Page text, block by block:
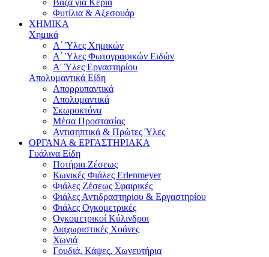
Φυτίλια & Αξεσουάρ
ΧΗΜΙΚΑ
Χημικά
Α΄ Ύλες Χημικών
Α΄ Ύλες Φωτογραφικών Ειδών
Α' Ύλες Εργαστηρίου
Απολυμαντικά Είδη
Απορρυπαντικά
Απολυμαντικά
Σκωροκτόνα
Μέσα Προστασίας
Αντισηπτικά & Πρώτες Ύλες
ΟΡΓΑΝΑ & ΕΡΓΑΣΤΗΡΙΑΚΑ
Γυάλινα Είδη
Ποτήρια Ζέσεως
Κωνικές Φιάλες Erlenmeyer
Φιάλες Ζέσεως Σφαιρικές
Φιάλες Αντιδραστηρίου & Εργαστηρίου
Φιάλες Ογκομετρικές
Ογκομετρικoί Κύλινδροι
Διαχωριστικές Χoάνες
Χωνιά
Γουδιά, Κάψες, Χωνευτήρια